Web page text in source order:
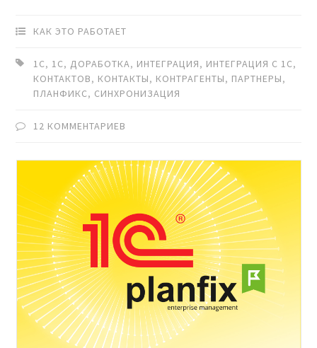
КАК ЭТО РАБОТАЕТ
1C, 1С, ДОРАБОТКА, ИНТЕГРАЦИЯ, ИНТЕГРАЦИЯ С 1С,
КОНТАКТОВ, КОНТАКТЫ, КОНТРАГЕНТЫ, ПАРТНЕРЫ,
ПЛАНФИКС, СИНХРОНИЗАЦИЯ
12 КОММЕНТАРИЕВ